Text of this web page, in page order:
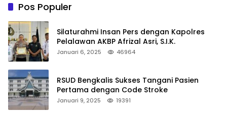
Pos Populer
Silaturahmi Insan Pers dengan Kapolres
Pelalawan AKBP Afrizal Asri, S.I.K.
Januari 6, 2025 46964
RSUD Bengkalis Sukses Tangani Pasien
Pertama dengan Code Stroke
Januari 9, 2025 19391